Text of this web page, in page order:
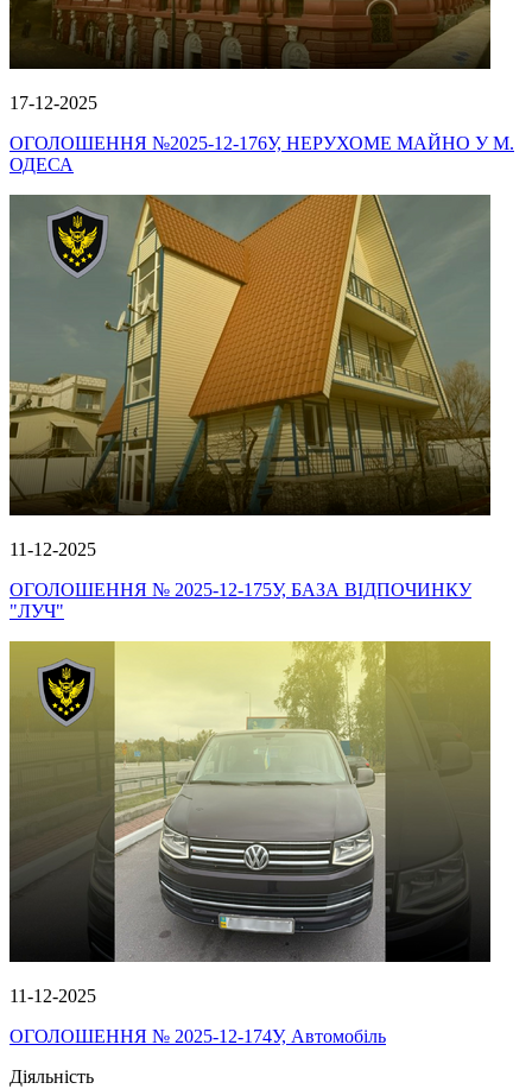
17-12-2025
ОГОЛОШЕННЯ №2025-12-176У, НЕРУХОМЕ МАЙНО У М.
ОДЕСА
11-12-2025
ОГОЛОШЕННЯ № 2025-12-175У, БАЗА ВІДПОЧИНКУ
"ЛУЧ"
11-12-2025
ОГОЛОШЕННЯ № 2025-12-174У, Автомобіль
Діяльність